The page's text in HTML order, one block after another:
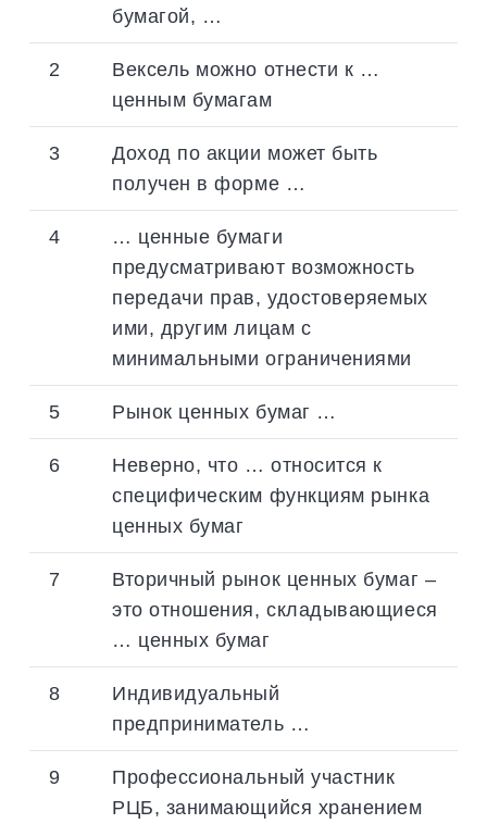
бумагой, …
2
Вексель можно отнести к …
ценным бумагам
3
Доход по акции может быть
получен в форме …
4
… ценные бумаги
предусматривают возможность
передачи прав, удостоверяемых
ими, другим лицам с
минимальными ограничениями
5 Рынок ценных бумаг …
6
Неверно, что … относится к
специфическим функциям рынка
ценных бумаг
7
Вторичный рынок ценных бумаг –
это отношения, складывающиеся
… ценных бумаг
8
Индивидуальный
предприниматель …
9
Профессиональный участник
РЦБ, занимающийся хранением